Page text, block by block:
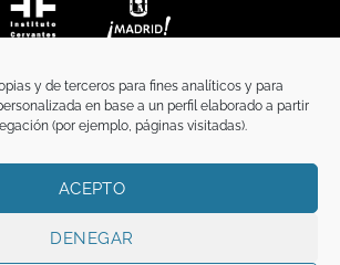
y de terceros para fines analíticos y para
en base a un perfil elaborado a partir
(por ejemplo, páginas visitadas).
ACEPTO
DENEGAR
TÉRMINOS Y CONDICIONES